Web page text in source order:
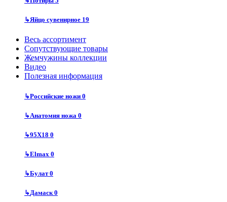
↳Яйцо сувенирное 19
Весь ассортимент
Сопутствующие товары
Жемчужины коллекции
Видео
Полезная информация
↳Российские ножи 0
↳Анатомия ножа 0
↳95Х18 0
↳Elmax 0
↳Булат0
↳Дамаск0